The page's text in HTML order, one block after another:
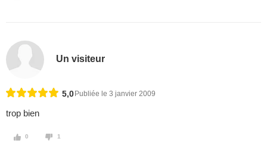
Un visiteur
5,0 Publiée le 3 janvier 2009
trop bien
0 1